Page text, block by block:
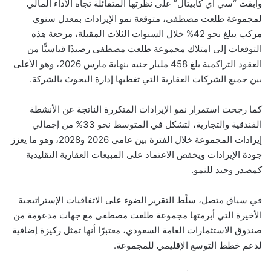
وأبقت “سي آي كابيتال” على نظرتها المتفائلة تجاه الأداء المالي
لمجموعة طلعت مصطفى، متوقعة نمو الإيرادات بمعدل سنوي
مركب يبلغ نحو 42% خلال السنوات الثلاث المقبلة، مرجعة هذه
التوقعات إلى امتلاك مجموعة طلعت مصطفى رصيدًا قياسيًّا من
العقود التراكمية بلغ 458 مليار جنيه بنهاية مارس 2026، وهو الأعلى
بين جميع الشركات العقارية التي تغطيها إدارة البحوث بالشركة.
كما رجحت استمرار نمو الإيرادات المتكررة الناتجة عن الأنشطة
الفندقية والتجارية، لتشكل في المتوسط نحو 33% من إجمالي
إيرادات المجموعة خلال الفترة بين عامي 2026 و2028، وهو ما يعزز
جودة الإيرادات ويخفض الاعتماد على المبيعات العقارية التقليدية
كمصدر وحيد للنمو.
في سياق متصل، سلّط التقرير الضوء على الاتفاقيات الإستراتيجية
الأخيرة التي أبرمتها مجموعة طلعت مصطفى مع جهات مدعومة من
صندوق الاستثمارات العامة السعودي، معتبرًا أنها تمثل ركيزة إضافية
لدعم خطط التوسع الإقليمي للمجموعة.